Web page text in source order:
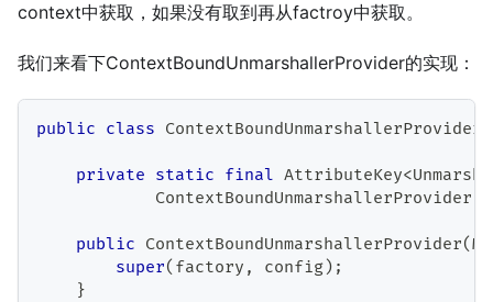
context中获取，如果没有取到再从factroy中获取。
我们来看下ContextBoundUnmarshallerProvider的实现：
public class ContextBoundUnmarshallerProvider
private static final AttributeKey<
ContextBoundUnmarshallerProvider
public ContextBoundUnmarshallerProvider(
super( factory , config) ;
}